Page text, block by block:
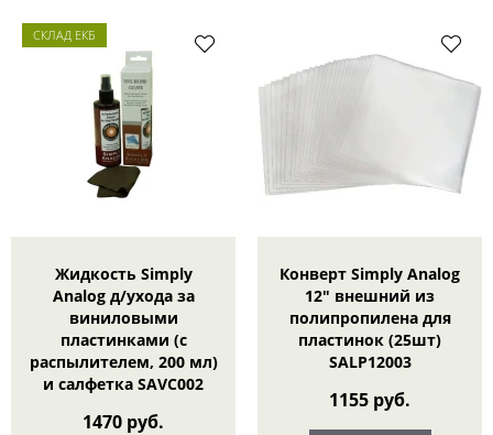
СКЛАД ЕКБ
Жидкость Simply
Analog д/ухода за
виниловыми
пластинками (с
распылителем, 200 мл)
и салфетка SAVC002
1470 руб.
Конверт Simply Analog
12" внешний из
полипропилена для
пластинок (25шт)
SALP12003
1155 руб.